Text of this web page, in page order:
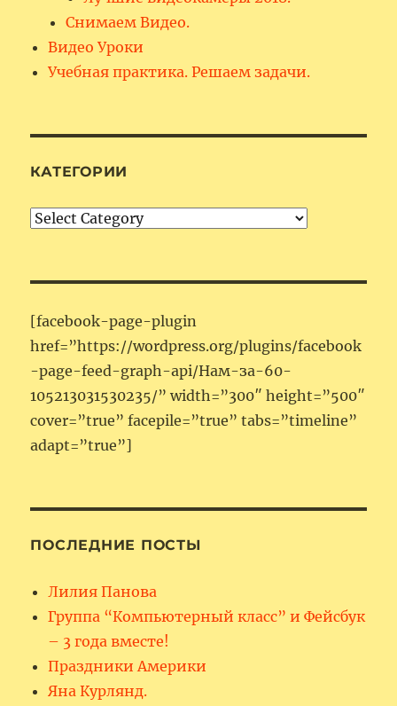
Снимаем Видео.
Видео Уроки
Учебная практика. Решаем задачи.
КАТЕГОРИИ
Категории
[facebook-page-plugin
href=”https://wordpress.org/plugins/facebook
-page-feed-graph-api/Нам-за-60-
105213031530235/” width=”300″ height=”500″
cover=”true” facepile=”true” tabs=”timeline”
adapt=”true”]
ПОСЛЕДНИЕ ПОСТЫ
Лилия Панова
Группа “Компьютерный класс” и Фейсбук
– 3 года вместе!
Праздники Америки
Яна Курлянд.